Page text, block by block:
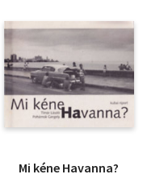
Mi kéne Havanna?